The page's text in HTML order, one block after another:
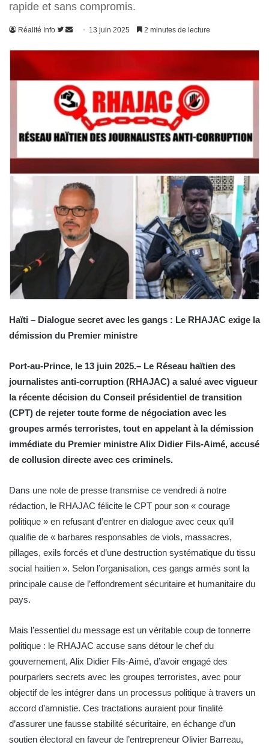
rapide et sans compromis.
Réalité Info
Suivre
Envoyer13 juin 2025 2 minutes de lecture
Haïti – Dialogue secret avec les gangs : Le RHAJAC exige la
démission du Premier ministre
Port-au-Prince, le 13 juin 2025.– Le Réseau haïtien des
journalistes anti-corruption (RHAJAC) a salué avec vigueur
la récente décision du Conseil présidentiel de transition
(CPT) de rejeter toute forme de négociation avec les
groupes armés terroristes, tout en appelant à la démission
immédiate du Premier ministre Alix Didier Fils-Aimé, accusé
de collusion directe avec ces criminels.
Dans une note de presse transmise ce vendredi à notre
rédaction, le RHAJAC félicite le CPT pour son « courage
politique » en refusant d’entrer en dialogue avec ceux qu’il
qualifie de « barbares responsables de viols, massacres,
pillages, exils forcés et d’une destruction systématique du tissu
social haïtien ». Selon l’organisation, ces gangs armés sont la
principale cause de l’effondrement sécuritaire et humanitaire du
pays.
Mais l’essentiel du message est un véritable coup de tonnerre
politique : le RHAJAC accuse sans détour le chef du
gouvernement, Alix Didier Fils-Aimé, d’avoir engagé des
pourparlers secrets avec les groupes terroristes, avec pour
objectif de les intégrer dans un processus politique à travers un
accord d’amnistie. Ces tractations auraient pour finalité
d’assurer une fausse stabilité sécuritaire, en échange d’un
soutien électoral en faveur de l’entrepreneur Olivier Barreau,